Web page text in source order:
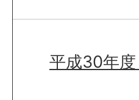
平成30年